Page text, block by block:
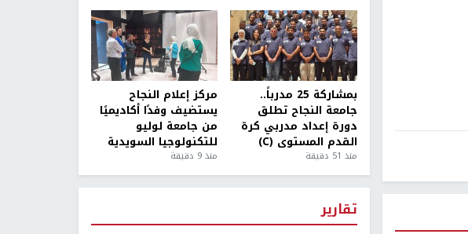
بمشاركة 25 مدرباً..
جامعة النجاح تطلق
دورة إعداد مدربي كرة
القدم المستوى (C)
منذ 51 دقيقة
مركز إعلام النجاح
يستضيف وفدًا أكاديميًا
من جامعة لوليو
للتكنولوجيا السويدية
منذ 9 دقيقة
تقارير